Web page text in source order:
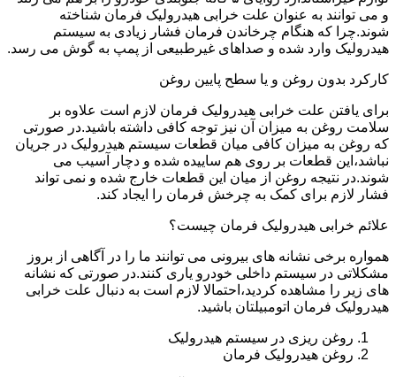
و می توانند به عنوان علت خرابی هیدرولیک فرمان شناخته
شوند.چرا که هنگام چرخاندن فرمان فشار زیادی به سیستم
هیدرولیک وارد شده و صداهای غیرطبیعی از پمپ به گوش می رسد.
کارکرد بدون روغن و یا سطح پایین روغن
برای یافتن علت خرابی هیدرولیک فرمان لازم است علاوه بر
سلامت روغن به میزان آن نیز توجه کافی داشته باشید.در صورتی
که روغن به میزان کافی میان قطعات سیستم هیدرولیک در جریان
نباشد،این قطعات بر روی هم ساییده شده و دچار آسیب می
شوند.در نتیجه روغن از میان این قطعات خارج شده و نمی تواند
فشار لازم برای کمک به چرخش فرمان را ایجاد کند.
علائم خرابی هیدرولیک فرمان چیست؟
همواره برخی نشانه های بیرونی می توانند ما را در آگاهی از بروز
مشکلاتی در سیستم داخلی خودرو یاری کنند.در صورتی که نشانه
های زیر را مشاهده کردید،احتمالا لازم است به دنبال علت خرابی
هیدرولیک فرمان اتومبیلتان باشید.
روغن ریزی در سیستم هیدرولیک
روغن هیدرولیک فرمان